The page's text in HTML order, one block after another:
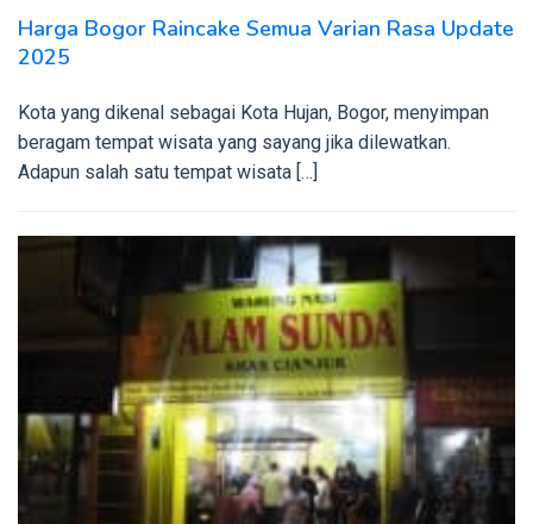
Harga Bogor Raincake Semua Varian Rasa Update
2025
Kota yang dikenal sebagai Kota Hujan, Bogor, menyimpan
beragam tempat wisata yang sayang jika dilewatkan.
Adapun salah satu tempat wisata […]